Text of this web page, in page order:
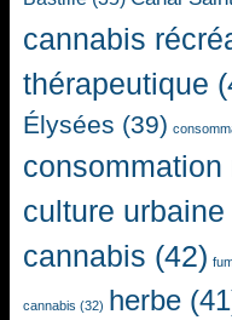
cannabis
thérapeutique
Élysées (39)
consommation
culture urbaine
cannabis (42)
cannabis (32) herbe